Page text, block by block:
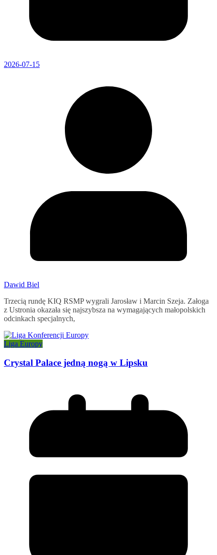
2026-07-15
Dawid Biel
Trzecią rundę KIQ RSMP wygrali Jarosław i Marcin Szeja. Załoga
z Ustronia okazała się najszybsza na wymagających małopolskich
odcinkach specjalnych,
Liga Europy
Crystal Palace jedną nogą w Lipsku